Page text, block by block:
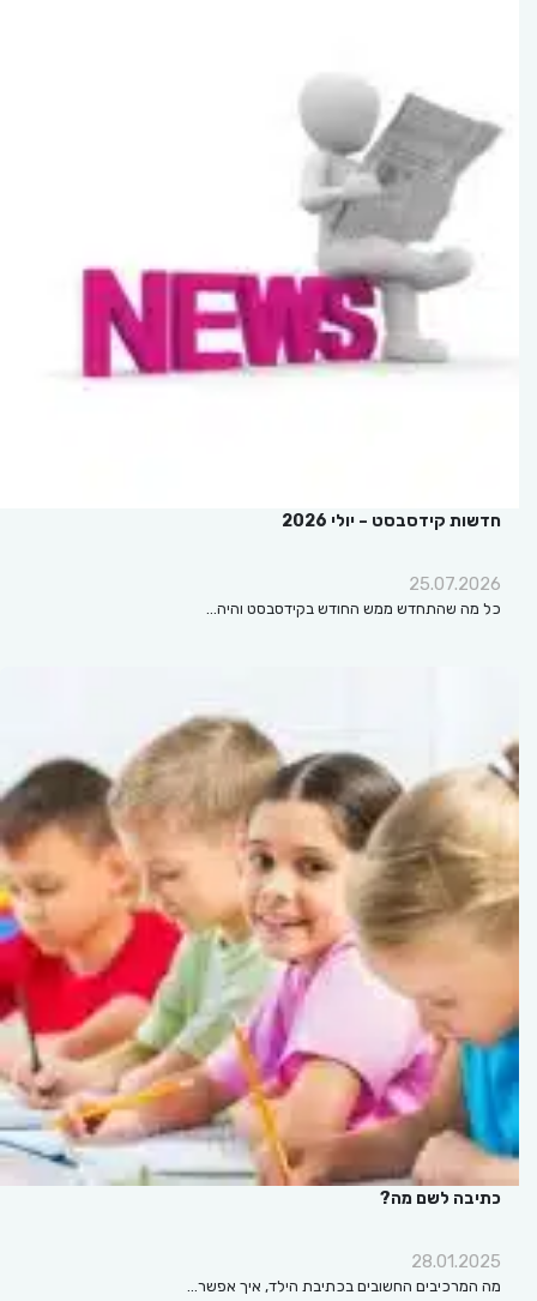
חדשות קידסבסט – יולי 2026
25.07.2026
כל מה שהתחדש ממש החודש בקידסבסט והיה…
כתיבה לשם מה?
28.01.2025
מה המרכיבים החשובים בכתיבת הילד, איך אפשר…